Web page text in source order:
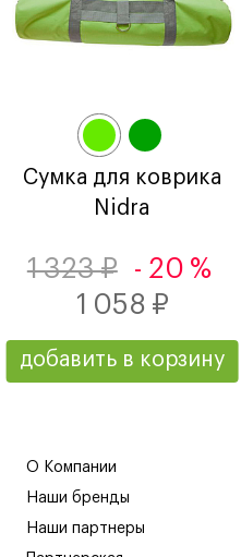
Сумка для коврика
Nidra
1 323 ₽
- 20 %
1 058 ₽
добавить в корзину
О Компании
Наши бренды
Наши партнеры